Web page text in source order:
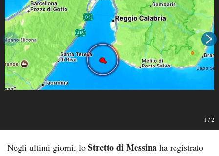
1 /2
Negli ultimi giorni, lo Stretto di Messina ha registrato